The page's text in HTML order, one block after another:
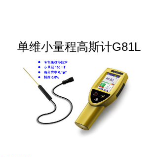
单维小量程高斯计G81L